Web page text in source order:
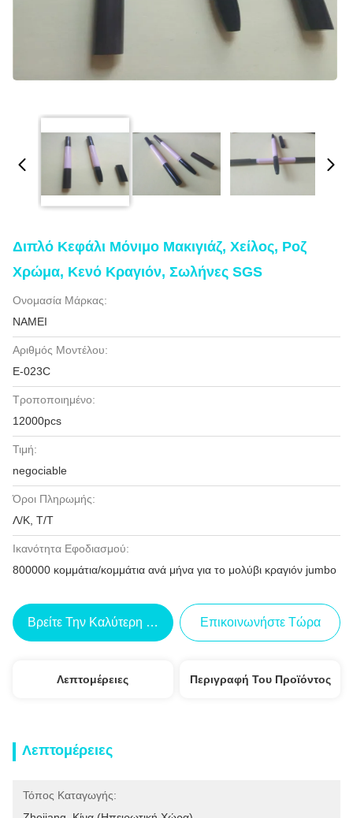
Διπλό Κεφάλι Μόνιμο Μακιγιάζ, Χείλος, Ροζ
Χρώμα, Κενό Κραγιόν, Σωλήνες SGS
Ονομασία Μάρκας:
NAMEI
Αριθμός Μοντέλου:
Ε-023C
Τροποποιημένο:
12000pcs
Τιμή:
negociable
Όροι Πληρωμής:
Λ/Κ, Τ/Τ
Ικανότητα Εφοδιασμού:
800000 κομμάτια/κομμάτια ανά μήνα για το μολύβι κραγιόν jumbo
Βρείτε Την Καλύτερη Τιμή Επικοινωνήστε Τώρα
Λεπτομέρειες Περιγραφή Του Προϊόντος
Λεπτομέρειες
Τόπος Καταγωγής: